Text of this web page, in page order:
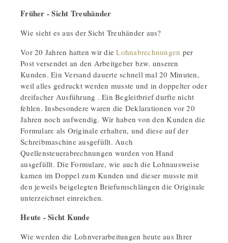
Früher - Sicht Treuhänder
Wie sieht es aus der Sicht Treuhänder aus?
Vor 20 Jahren hatten wir dieLohnabrechnungen per
Post versendet an den Arbeitgeber bzw. unseren
Kunden. Ein Versand dauerte schnell mal 20 Minuten,
weil alles gedruckt werden musste und in doppelter oder
dreifacher Ausführung . Ein Begleitbrief durfte nicht
fehlen. Insbesondere waren die Deklarationen vor 20
Jahren noch aufwendig. Wir haben von den Kunden die
Formulare als Originale erhalten, und diese auf der
Schreibmaschine ausgefüllt. Auch
Quellensteuerabrechnungen wurden von Hand
ausgefüllt. Die Formulare, wie auch die Lohnausweise
kamen im Doppel zum Kunden und dieser musste mit
den jeweils beigelegten Briefumschlängen die Originale
unterzeichnet einreichen.
Heute - Sicht Kunde
Wie werden die Lohnverarbeitungen heute aus Ihrer